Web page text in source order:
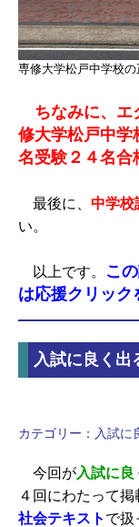
専修大学松戸中学校の
ちなみに、エ
修大学松戸中学
名受験２４名合
最後に、 中学校
い。
以上です。
こ
は応援クリック
入試に良く出
カテゴリー： 入試に
今回が入試に
４回にわたって
社会テキスト で扱